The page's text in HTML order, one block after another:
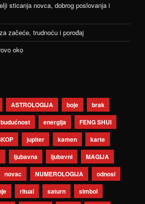
sticanja novca, dobrog poslovanja i
začeće, trudnoću i porođaj
oko
ASTROLOGIJA boje
brak
budućnost energija
FENG SHUI
jupiter kamen
karte
ljubavna ljubavni
MAGIJA
novac NUMEROLOGIJA
odnosi
ritual saturn simbol